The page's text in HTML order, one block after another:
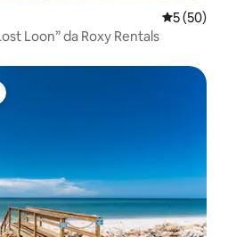
5 de uma
5 (50)
Loon” da Roxy Rentals